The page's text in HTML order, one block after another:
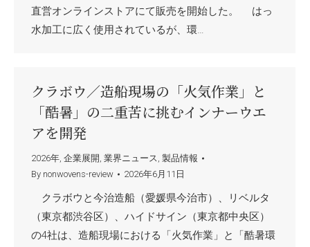
直営オンラインストアにて販売を開始した。 はっ
水加工に広く使用されているが、環…
クラボウ／造船現場の「火気作業」と
「酷暑」の二重苦に挑むインナーウエ
アを開発
2026年, 企業展開 , 業界ニュース, 製品情報
By nonwovens-review 2026年6月11日
クラボウと今治造船（愛媛県今治市）、リベルタ
（東京都渋谷区）、ハイドサイン（東京都中央区）
の4社は、造船現場における「火気作業」と「酷暑環